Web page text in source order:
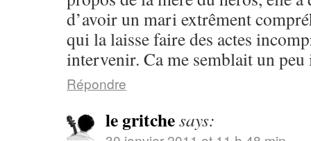
d’avoir un mari extrêment
qui la laisse faire des actes
intervenir. Ca me semblait un peu
Répondre
le gritchesays: